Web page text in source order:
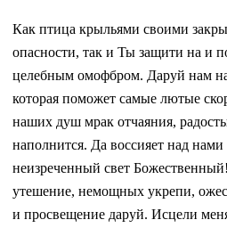
Как птица крыльями своими
опасности, так и Ты защити на и
целебным омофбром. Даруй нам
которая поможет самые лютые
наших душ мрак отчаяния,
наполнится. Да воссияет над
неизреченный свет
утешение, немощных укрепи,
и просвещение даруй. Исцели